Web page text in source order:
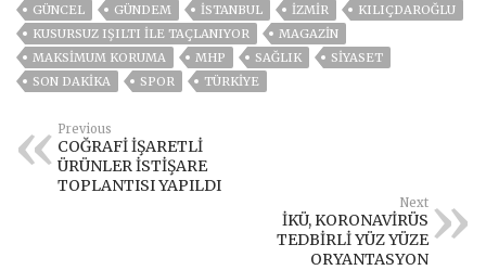
GÜNCEL
GÜNDEM ISTANBUL İZMIR
KILIÇDAROĞLU
KUSURSUZ IŞILTI ILE TAÇLANIYOR
MAGAZİN
MAKSIMUM KORUMA
MHP SAĞLIK
SİYASET
SON DAKIKA
SPOR TÜRKİYE
Previous
COĞRAFİ İŞARETLİ
ÜRÜNLER İSTİŞARE
TOPLANTISI YAPILDI
Next
İKÜ, KORONAVİRÜS
TEDBİRLİ YÜZ YÜZE
ORYANTASYON